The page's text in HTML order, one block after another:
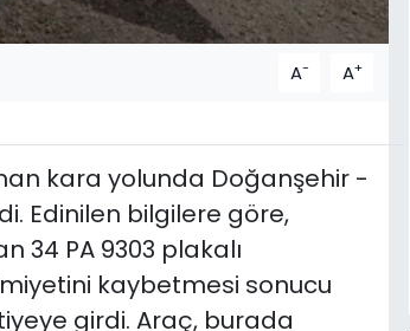
A- A+
kara yolunda Doğanşehir -
Edinilen bilgilere göre,
34 PA 9303 plakalı
kaybetmesi sonucu
girdi. Araç, burada